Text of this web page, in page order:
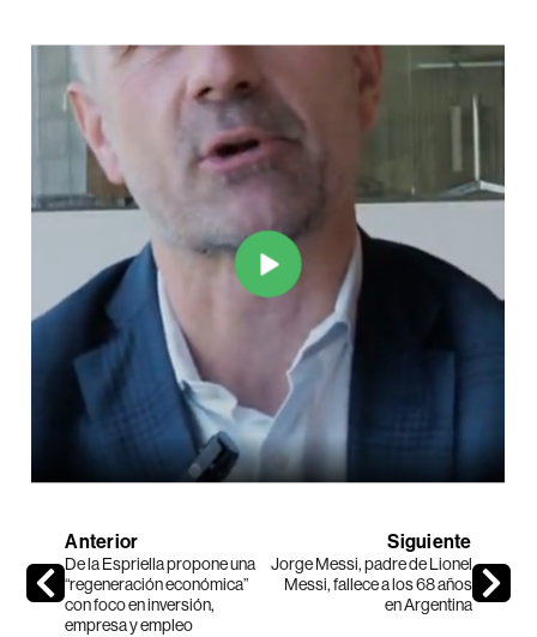
Anterior
De la Espriella propone una
“regeneración económica”
con foco en inversión,
empresa y empleo
Siguiente
Jorge Messi, padre de Lionel
Messi, fallece a los 68 años
en Argentina